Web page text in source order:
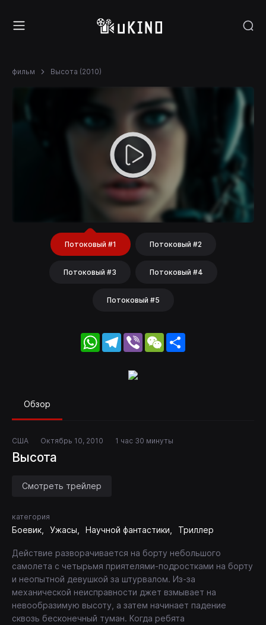
фильм Высота (2010)
Потоковый #1 Потоковый #2
Потоковый #3 Потоковый #4
Потоковый #5
WhatsApp
Telegram
Viber WeChat
Обзор
США Октябрь 10, 2010 1 час 30 минуты
Высота
Смотреть трейлер
категория
Боевик Ужасы Научной фантастики Триллер
Действие разворачивается на борту небольшого
самолета с четырьмя приятелями-подростками на борту
и неопытной девушкой за штурвалом. Из-за
механической неисправности джет взмывает на
невообразимую высоту, а затем начинает падение
сквозь бесконечный туман. Когда ребята